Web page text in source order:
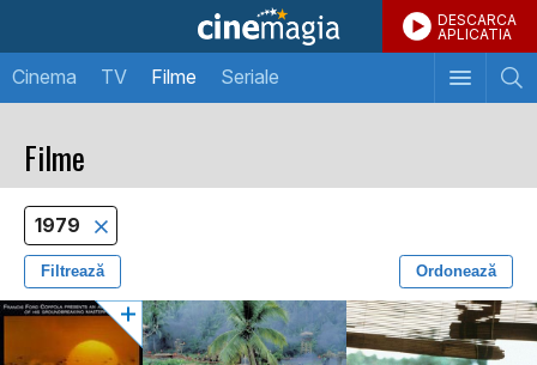
DESCARCA
APLICATIA
Cinema TV Filme Seriale
Filme
1979
Filtrează Ordonează